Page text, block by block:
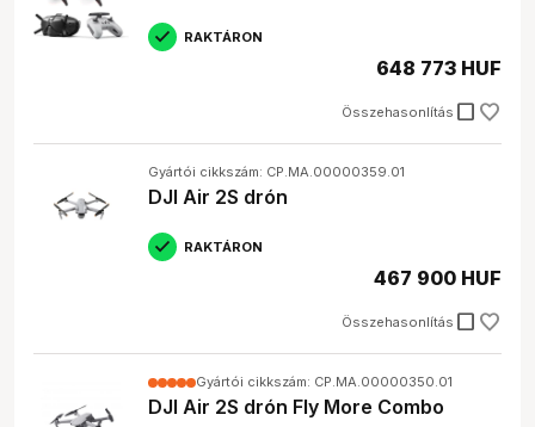
RAKTÁRON
Összehasonlítás check_box_outline_blank
648 773 HUF
Gyártói cikkszám: CP.MA.00000359.01
DJI Air 2S drón
RAKTÁRON
Összehasonlítás check_box_outline_blank
467 900 HUF
Gyártói cikkszám: CP.MA.00000350.01
DJI Air 2S drón Fly More Combo